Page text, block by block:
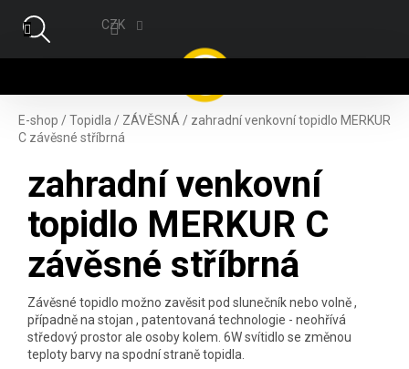
CZK
E-shop /Topidla / ZÁVĚSNÁ / zahradní venkovní topidlo MERKUR
C závěsné stříbrná
zahradní venkovní
topidlo MERKUR C
závěsné stříbrná
Závěsné topidlo možno zavěsit pod slunečník nebo volně ,
případně na stojan , patentovaná technologie - neohřívá
středový prostor ale osoby kolem. 6W svítidlo se změnou
teploty barvy na spodní straně topidla.